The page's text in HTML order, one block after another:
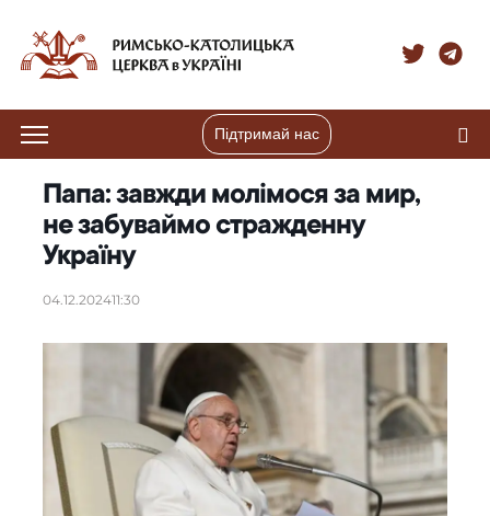
Підтримай нас
Папа: завжди молімося за мир,
не забуваймо стражденну
Україну
04.12.202411:30